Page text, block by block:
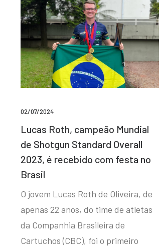
02/07/2024
Lucas Roth, campeão Mundial
de Shotgun Standard Overall
2023, é recebido com festa no
Brasil
O jovem Lucas Roth de Oliveira, de
apenas 22 anos, do time de atletas
da Companhia Brasileira de
Cartuchos (CBC), foi o primeiro